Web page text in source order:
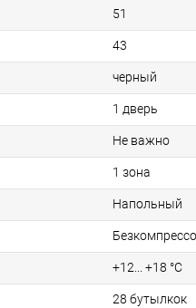
51
43
черный
1 дверь
Не важно
1 зона
Напольный
+12... +18 °C
28 бутылкок